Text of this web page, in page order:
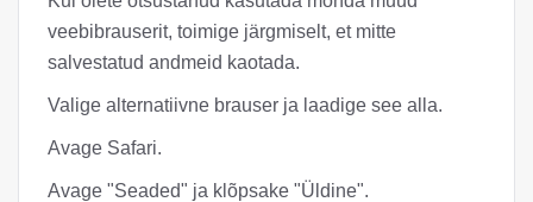
veebibrauserit, toimige järgmiselt, et mitte
salvestatud andmeid kaotada.
Valige alternatiivne brauser ja laadige see alla.
Avage Safari.
Avage "Seaded" ja klõpsake "Üldine".